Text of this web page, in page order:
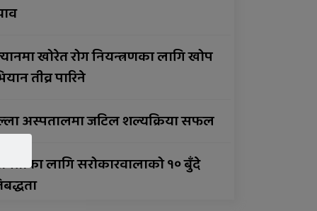
दिदै
सचेतना कार्यक्रम
खोरेत रोग नियन्त्रणका लागि खोप
तीव्र पारिने
अस्पतालमा जटिल शल्यक्रिया सफल
लागि सरोकारवालाको १० बुँदे